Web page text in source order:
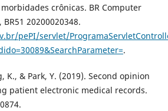
crônicas. BR Computer
20200020348.
pePI/servlet/
.
K., & Park, Y. (2019). Second opinion
patient electronic medical records.